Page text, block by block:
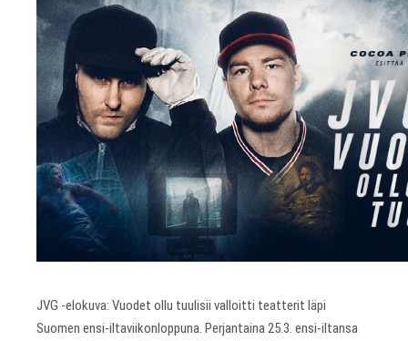
JVG -elokuva: Vuodet ollu tuulisii valloitti teatterit läpi
Suomen ensi-iltaviikonloppuna. Perjantaina 25.3. ensi-iltansa